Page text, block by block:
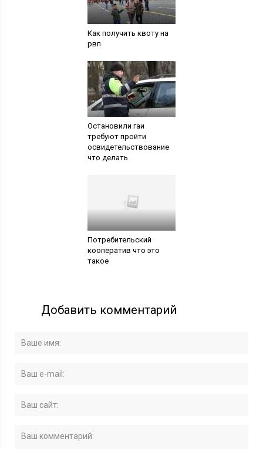
Как получить квоту на
рвп
Остановили гаи
требуют пройти
освидетельствование
что делать
Потребительский
кооператив что это
такое
Добавить комментарий